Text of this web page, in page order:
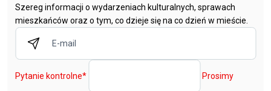
Szereg informacji o wydarzeniach kulturalnych, sprawach
mieszkańców oraz o tym, co dzieje się na co dzień w mieście.
Pytanie kontrolne* Prosimy